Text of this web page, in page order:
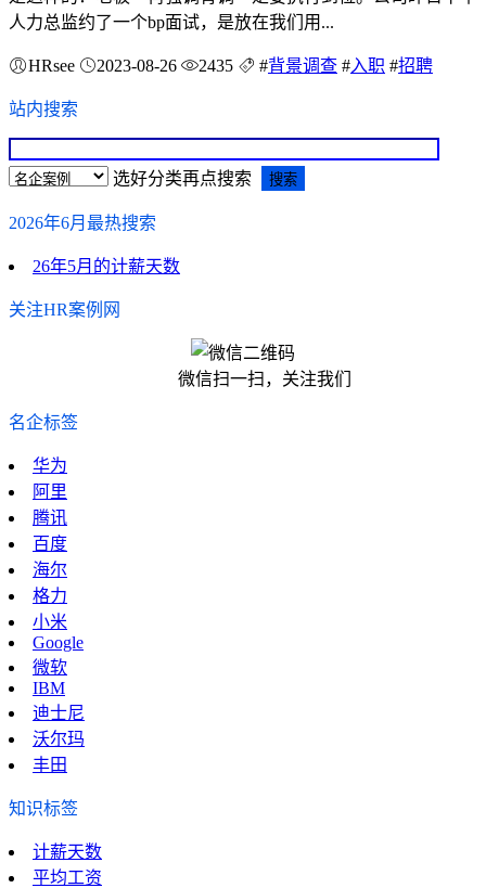
人力总监约了一个bp面试，是放在我们用...
HRsee 2023-08-26 2435 #背景调查 #入职 #招聘
站内搜索
选好分类再点搜索
2026年6月最热搜索
26年5月的计薪天数
关注HR案例网
微信扫一扫，关注我们
名企标签
华为
阿里
腾讯
百度
海尔
格力
小米
Google
微软
IBM
迪士尼
沃尔玛
丰田
知识标签
计薪天数
平均工资